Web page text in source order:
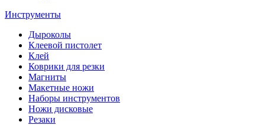
Инструменты
Дыроколы
Клеевой пистолет
Клей
Коврики для резки
Магниты
Макетные ножи
Наборы инструментов
Ножи дисковые
Резаки